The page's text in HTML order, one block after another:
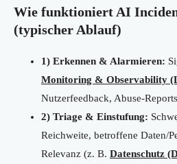
Wie funktioniert AI
(typischer Ablauf)
1) Erkennen & Alarmieren:
Monitoring & Observability
Nutzerfeedback, Abuse-
2) Triage & Einstufung:
Reichweite, betroffene Daten/
Relevanz (z. B. Datenschutz